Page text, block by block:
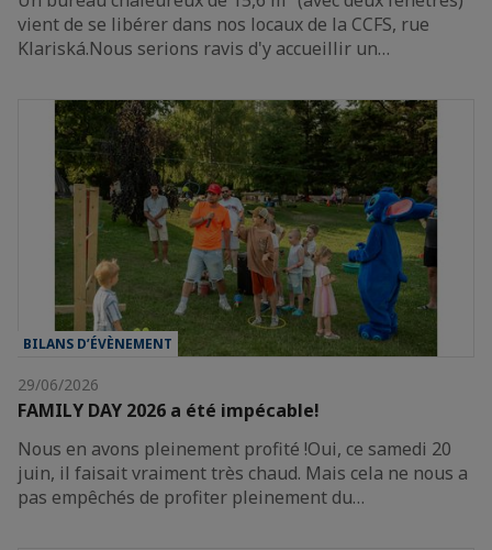
vient de se libérer dans nos locaux de la CCFS, rue
Klariská.Nous serions ravis d'y accueillir un…
BILANS D’ÉVÈNEMENT
29/06/2026
FAMILY DAY 2026 a été impécable!
Nous en avons pleinement profité !Oui, ce samedi 20
juin, il faisait vraiment très chaud. Mais cela ne nous a
pas empêchés de profiter pleinement du…